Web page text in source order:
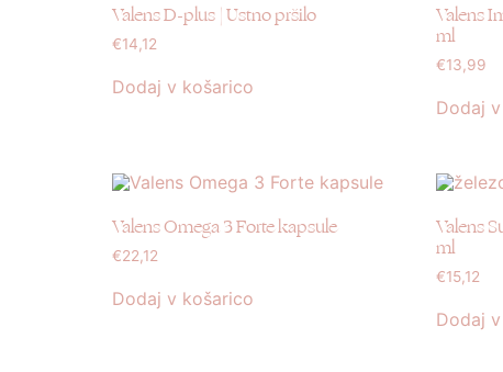
Valens D-plus | Ustno pršilo
€14,12
Dodaj v košarico
Valens
ml
€13,99
Dodaj
Valens Omega 3 Forte kapsule
€22,12
Dodaj v košarico
Valens
ml
€15,12
Dodaj